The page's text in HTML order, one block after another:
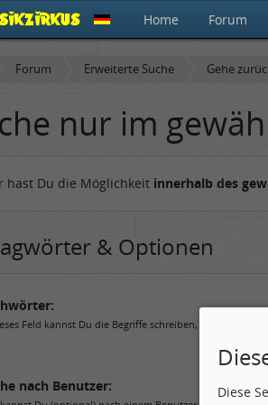
Home Forum
Forum Erweiterte Suche Gehe
nur im
hast Du die Möglichkeit innerhalb des
& Optionen
Feld kannst Du die Begriffe schreiben, nach denen
nach Benutzer:
Diese